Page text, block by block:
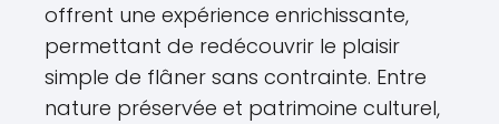
offrent une expérience enrichissante,
permettant de redécouvrir le plaisir
simple de flâner sans contrainte. Entre
nature préservée et patrimoine culturel,